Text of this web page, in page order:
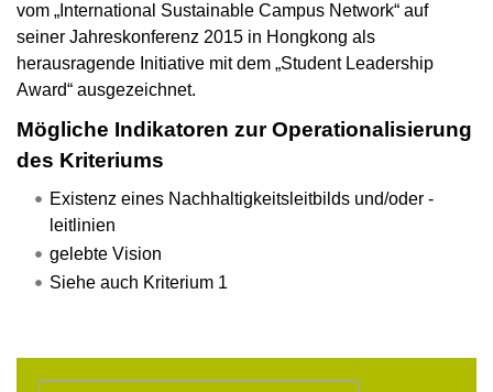
vom „International Sustainable Campus Network“ auf
seiner Jahreskonferenz 2015 in Hongkong als
herausragende Initiative mit dem „Student Leadership
Award“ ausgezeichnet.
Mögliche Indikatoren zur Operationalisierung
des Kriteriums
Existenz eines Nachhaltigkeitsleitbilds und/oder -
leitlinien
gelebte Vision
Siehe auch Kriterium 1